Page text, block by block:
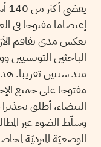
إعتصاما مفتوحا في
يعكس مدى تفاقم
الباحثين التونسيين
منذ سنتين تقريبا.
مفتوحا على جميع
البيضاء، أطلق
وسلّط الضوء عبر
الوضعيّة المترديّة